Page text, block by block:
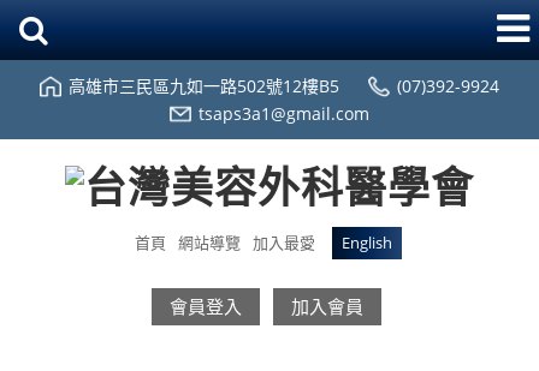
高雄市三民區九如一路502號12樓B5
(07)392-9924
tsaps3a1@gmail.com
首頁 網站導覽 加入最愛 English
會員登入 加入會員